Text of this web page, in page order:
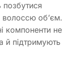
позбутися
волоссю об’єм.
компоненти не
й підтримують